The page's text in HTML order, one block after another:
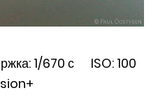
1/670 с ISO: 100